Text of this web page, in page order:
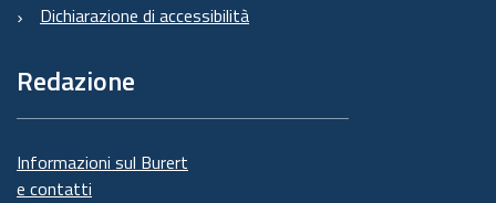
Dichiarazione di accessibilità
Redazione
Informazioni sul Burert
e contatti